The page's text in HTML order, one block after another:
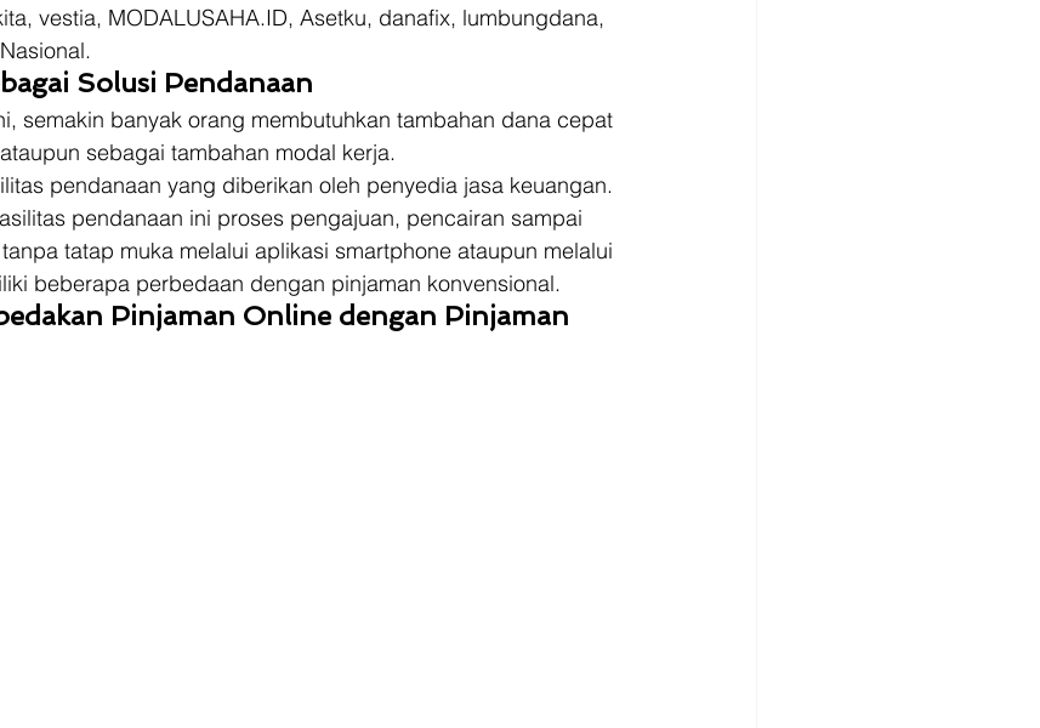
vestia, MODALUSAHA.ID, Asetku, danafix, lumbungdana,
Solusi Pendanaan
semakin banyak orang membutuhkan tambahan dana cepat
sebagai tambahan modal kerja.
pendanaan yang diberikan oleh penyedia jasa keuangan.
pendanaan ini proses pengajuan, pencairan sampai
tatap muka melalui aplikasi smartphone ataupun melalui
beberapa perbedaan dengan pinjaman konvensional.
Pinjaman Online dengan Pinjaman